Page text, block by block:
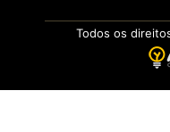
Todos os